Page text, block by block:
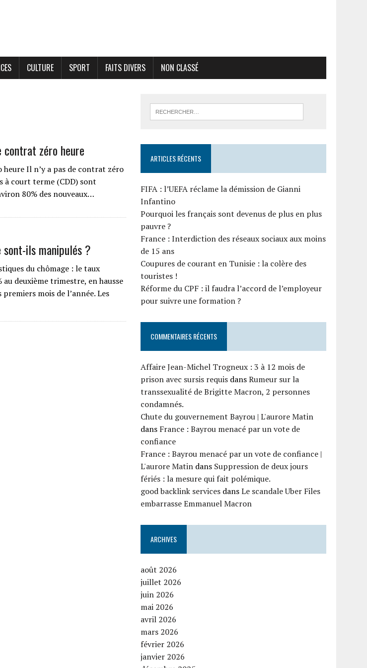
CULTURE SPORT FAITS DIVERS NON CLASSÉ
contrat zéro heure
Il n’y a pas de contrat zéro
à court terme (CDD) sont
80% des nouveaux…
ils manipulés ?
du chômage : le taux
deuxième trimestre, en hausse
mois de l’année. Les
ARTICLES RÉCENTS
FIFA : l’UEFA réclame la démission de Gianni
Infantino
Pourquoi les français sont devenus de plus en plus
pauvre ?
France : Interdiction des réseaux sociaux aux moins
de 15 ans
Coupures de courant en Tunisie : la colère des
touristes !
Réforme du CPF : il faudra l’accord de l’employeur
pour suivre une formation ?
COMMENTAIRES RÉCENTS
Affaire Jean-Michel Trogneux : 3 à 12 mois de
prison avec sursis requis dansRumeur sur la
transsexualité de Brigitte Macron, 2 personnes
condamnés.
Chute du gouvernement Bayrou | L'aurore Matin
dans France : Bayrou menacé par un vote de
confiance
France : Bayrou menacé par un vote de confiance |
L'aurore Matin dans Suppression de deux jours
fériés : la mesure qui fait polémique.
good backlink services dansLe scandale Uber Files
embarrasse Emmanuel Macron
ARCHIVES
août 2026
juillet 2026
juin 2026
mai 2026
avril 2026
mars 2026
février 2026
janvier 2026